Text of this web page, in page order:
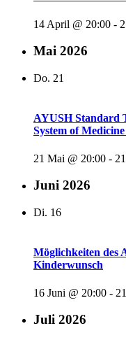
14 April @ 20:00 -
Mai 2026
Do. 21
AYUSH Standard
System of
21 Mai @ 20:00 -
Juni 2026
Di. 16
Möglichkeiten des
Kinderwunsch
16 Juni @ 20:00 -
Juli 2026